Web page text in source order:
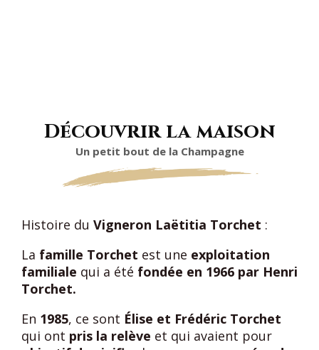
Découvrir la maison
Un petit bout de la Champagne
Histoire du Vigneron Laëtitia Torchet :
La famille Torchet est une exploitation
familiale qui a été fondée en 1966 par Henri
Torchet.
En 1985, ce sont Élise et Frédéric Torchet
qui ont pris la relève et qui avaient pour